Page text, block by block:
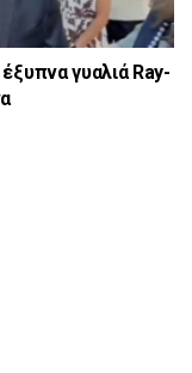
γυαλιά Ray-